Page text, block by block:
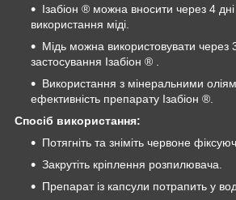
Ізабіон ® можна вносити через 4 дні
використання міді.
Мідь можна використовувати через
застосування Ізабіон ® .
Використання з мінеральними
ефективність препарату Ізабіон ®.
Спосіб використання:
Потягніть та зніміть червоне
Закрутіть кріплення розпилювача.
Препарат із капсули потрапить у